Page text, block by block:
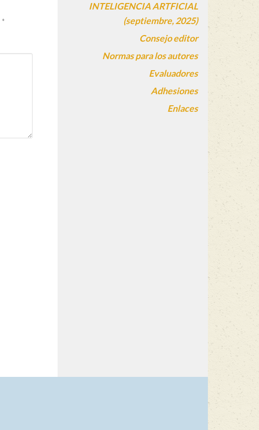
*
INTELIGENCIA ARTFICIAL
(septiembre, 2025)
Consejo editor
Normas para los autores
Evaluadores
Adhesiones
Enlaces